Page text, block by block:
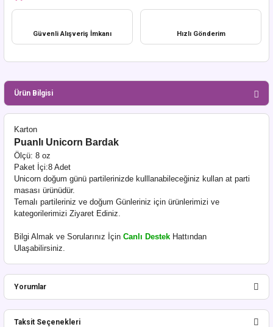
Güvenli Alışveriş İmkanı Hızlı Gönderim
Ürün Bilgisi
Karton
Puanlı Unicorn Bardak
Ölçü: 8 oz
Paket İçi:8 Adet
Unicorn doğum günü partilerinizde kulllanabileceğiniz kullan at parti
masası ürünüdür.
Temalı partileriniz ve doğum Günleriniz için ürünlerimizi ve
kategorilerimizi Ziyaret Ediniz.
Bilgi Almak ve Sorularınız İçin Canlı Destek Hattından
Ulaşabilirsiniz.
Yorumlar
Taksit Seçenekleri